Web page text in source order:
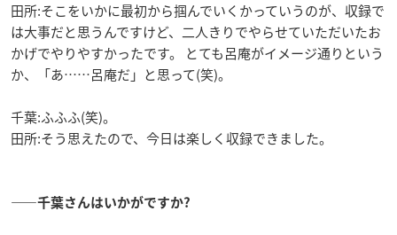
田所:そこをいかに最初から掴んでいくかっていうのが、収録で
は大事だと思うんですけど、二人きりでやらせていただいたお
かげでやりやすかったです。 とても呂庵がイメージ通りという
か、「あ……呂庵だ」と思って(笑)。
千葉:ふふふ(笑)。
田所:そう思えたので、今日は楽しく収録できました。
――千葉さんはいかがですか?